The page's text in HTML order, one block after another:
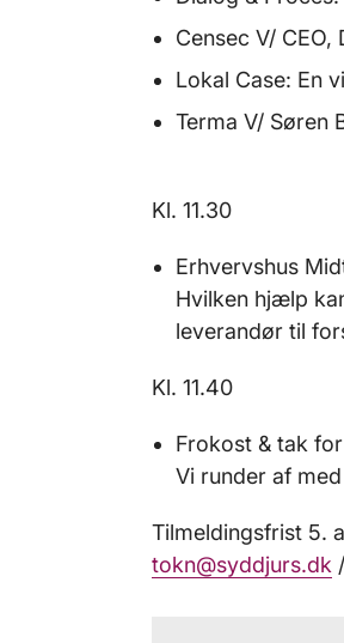
Censec V/ CEO,
Lokal Case: En
Terma V/ Søren
Kl. 11.30
Erhvervshus
Hvilken hjælp
leverandør til
Kl. 11.40
Frokost & tak
Vi runder af
Tilmeldingsfrist 5.
tokn@syddjurs.dk